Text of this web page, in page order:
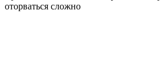
оторваться сложно